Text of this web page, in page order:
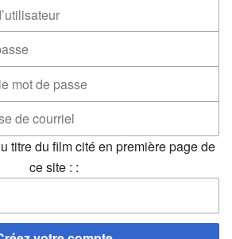
titre du film cité en première page de
ce site : :